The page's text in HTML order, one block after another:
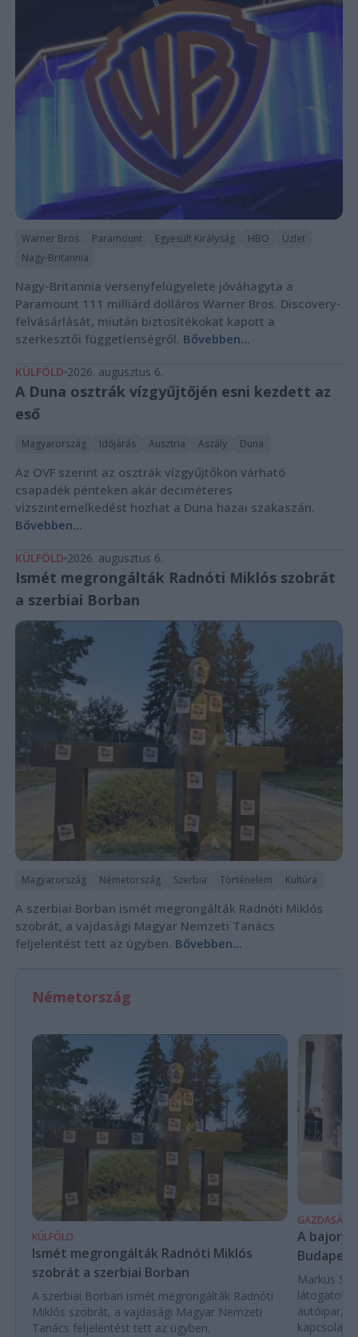
Warner Bros Paramount Egyesült Királyság HBO
Üzlet
Nagy-Britannia
Nagy-Britannia versenyfelügyelete jóváhagyta a
Paramount 111 milliárd dolláros Warner Bros. Discovery-
felvásárlását, miután biztosítékokat kapott a
szerkesztői függetlenségről. Bővebben...
KÜLFÖLD 2026. augusztus 6.
A Duna osztrák vízgyűjtőjén esni kezdett az
eső
Magyarország Időjárás Ausztria Aszály Duna
Az OVF szerint az osztrák vízgyűjtőkön várható
csapadék pénteken akár deciméteres
vízszintemelkedést hozhat a Duna hazai szakaszán.
Bővebben...
KÜLFÖLD 2026. augusztus 6.
Ismét megrongálták Radnóti Miklós szobrát
a szerbiai Borban
Magyarország Németország Szerbia Történelem Kultúra
A szerbiai Borban ismét megrongálták Radnóti Miklós
szobrát, a vajdasági Magyar Nemzeti Tanács
feljelentést tett az ügyben. Bővebben...
Németország
KÜLFÖLD
Ismét megrongálták Radnóti Miklós
szobrát a szerbiai Borban
A szerbiai Borban ismét megrongálták Radnóti
Miklós szobrát, a vajdasági Magyar Nemzeti
Tanács feljelentést tett az ügyben.
GAZDASÁG
A bajor
Markus
látogatott
autóipar,